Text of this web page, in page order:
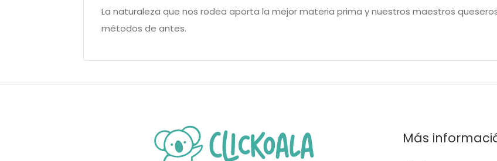
La naturaleza que nos rodea aporta la mejor materia prima y nuestros maestros
métodos de antes.
Más